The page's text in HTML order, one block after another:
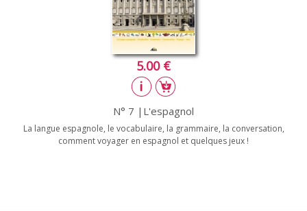
5.00 €
N° 7 |L'espagnol
La langue espagnole, le vocabulaire, la grammaire, la conversation,
comment voyager en espagnol et quelques jeux !